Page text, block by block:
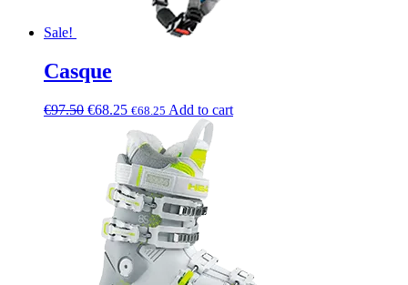
Sale!
Casque
€97.50 €68.25 €68.25 Add to cart